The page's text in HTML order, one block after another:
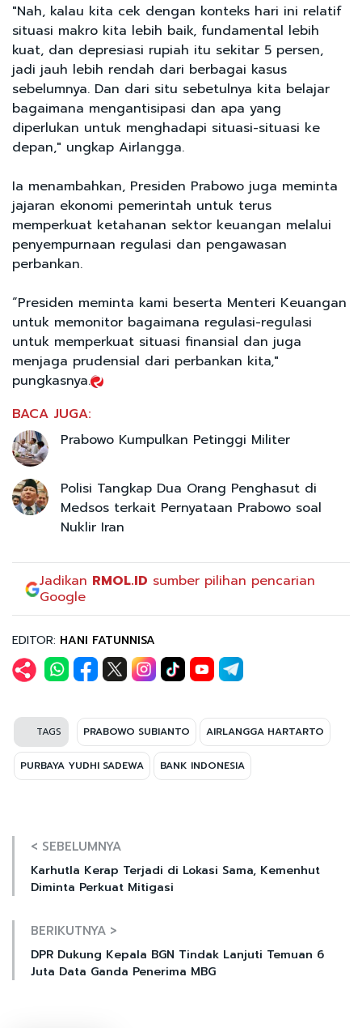
"Nah, kalau kita cek dengan konteks hari ini relatif
situasi makro kita lebih baik, fundamental lebih
kuat, dan depresiasi rupiah itu sekitar 5 persen,
jadi jauh lebih rendah dari berbagai kasus
sebelumnya. Dan dari situ sebetulnya kita belajar
bagaimana mengantisipasi dan apa yang
diperlukan untuk menghadapi situasi-situasi ke
depan," ungkap Airlangga.
Ia menambahkan, Presiden Prabowo juga meminta
jajaran ekonomi pemerintah untuk terus
memperkuat ketahanan sektor keuangan melalui
penyempurnaan regulasi dan pengawasan
perbankan.
“Presiden meminta kami beserta Menteri Keuangan
untuk memonitor bagaimana regulasi-regulasi
untuk memperkuat situasi finansial dan juga
menjaga prudensial dari perbankan kita,"
pungkasnya.
BACA JUGA:
Prabowo Kumpulkan Petinggi Militer
Polisi Tangkap Dua Orang Penghasut di
Medsos terkait Pernyataan Prabowo soal
Nuklir Iran
Jadikan RMOL.ID sumber pilihan pencarian
Google
EDITOR: HANI FATUNNISA
TAGS PRABOWO SUBIANTO AIRLANGGA HARTARTO
PURBAYA YUDHI SADEWA BANK INDONESIA
< SEBELUMNYA
Karhutla Kerap Terjadi di Lokasi Sama, Kemenhut
Diminta Perkuat Mitigasi
BERIKUTNYA >
DPR Dukung Kepala BGN Tindak Lanjuti Temuan 6
Juta Data Ganda Penerima MBG